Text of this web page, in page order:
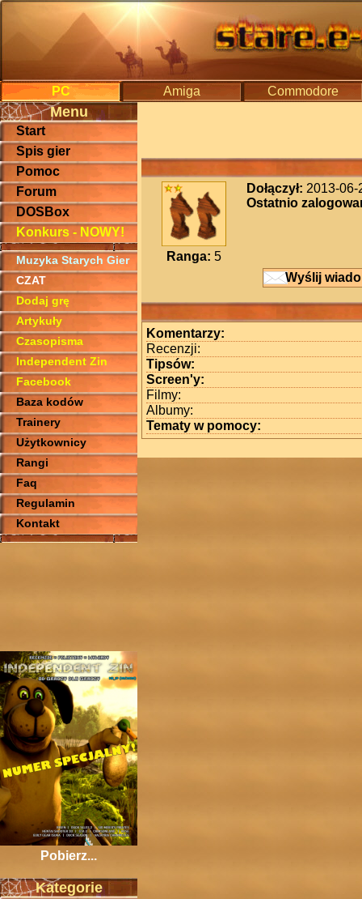
PC Amiga Commodore
Menu
Start
Spis gier
Pomoc
Forum
DOSBox
Konkurs - NOWY!
Muzyka Starych Gier
CZAT
Dodaj grę
Artykuły
Czasopisma
Independent Zin
Facebook
Baza kodów
Trainery
Użytkownicy
Rangi
Faq
Regulamin
Kontakt
Pobierz...
Kategorie
Ranga: 5
Dołączył: 2013-06-
Ostatnio
Wyślij
Komentarzy:
Recenzji:
Tipsów:
Screen'y:
Filmy:
Albumy:
Tematy w pomocy: